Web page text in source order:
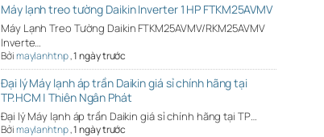
Máy lạnh treo tường Daikin Inverter 1 HP FTKM25AVMV
Máy Lạnh Treo Tường Daikin FTKM25AVMV/RKM25AVMV
Inverte…
Bởimaylanhtnp,1 ngày trước
Đại lý Máy lạnh áp trần Daikin giá sỉ chính hãng tại
TP.HCM | Thiên Ngân Phát
Đại lý Máy lạnh áp trần Daikin giá sỉ chính hãng tại TP…
Bởimaylanhtnp,1 ngày trước